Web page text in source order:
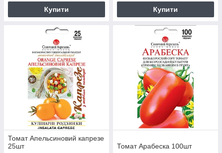
Купити Купити
Томат Апельсиновий капрезе
25шт
Томат Арабеска 100шт